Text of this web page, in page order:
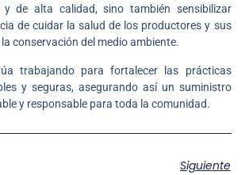
y de alta calidad, sino también sensibilizar
de cuidar la salud de los productores y sus
conservación del medio ambiente.
trabajando para fortalecer las prácticas
y seguras, asegurando así un suministro
y responsable para toda la comunidad.
Siguiente